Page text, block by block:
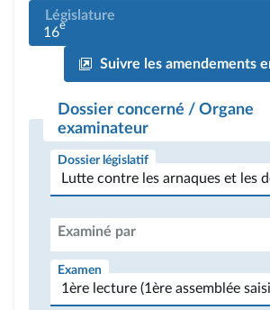
Législature
16e
Suivre les amendements
Dossier concerné / Organe
examinateur
Dossier législatif
Examiné par
Examen